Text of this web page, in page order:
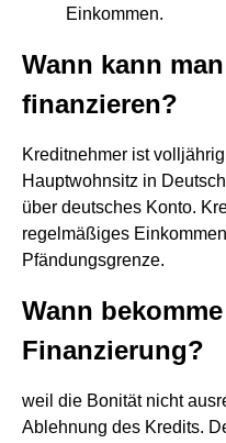
Einkommen.
Wann kann
finanzieren?
Kreditnehmer ist
Hauptwohnsitz in
über deutsches Konto.
regelmäßiges
Pfändungsgrenze.
Wann
Finanzierung?
weil die Bonität nicht
Ablehnung des Kredits.